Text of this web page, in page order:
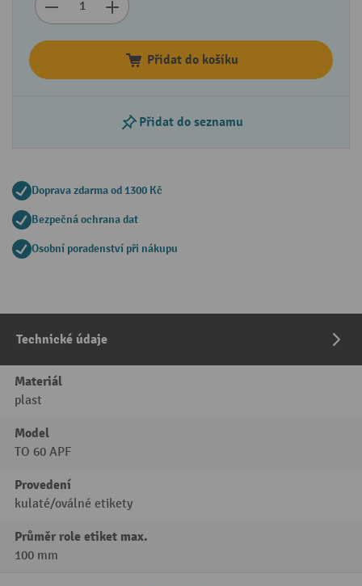
Přidat do košíku
Přidat do seznamu
Doprava zdarma od 1300 Kč
Bezpečná ochrana dat
Osobní poradenství při nákupu
Technické údaje
Materiál
plast
Model
TO 60 APF
Provedení
kulaté/oválné etikety
Průměr role etiket max.
100 mm